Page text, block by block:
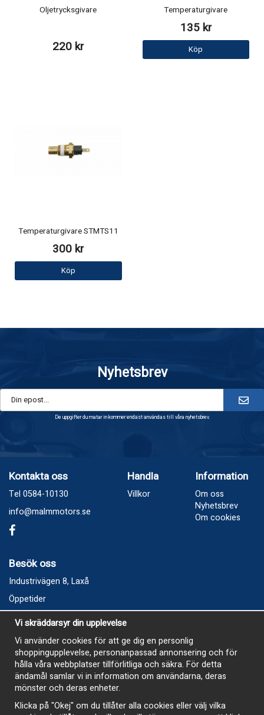
Oljetrycksgivare
220 kr
Temperaturgivare
135 kr
Köp
Temperaturgivare STMTS11
300 kr
Köp
Nyhetsbrev
De uppgifter du matar in kommer endast användas till våra nyhetsbrev.
Kontakta oss
Tel 0584-10130
info@malmmotors.se
Handla
Villkor
Information
Om oss
Nyhetsbrev
Om cookies
Besök oss
Industrivägen 8, Laxå
Öppetider
Vecka 32
Måndag kl 9-12, kl 13 - 15
Onsdag kl 9-12, kl 13 - 15
Tisdag, Tordag och Fredag stängt
E-Handelsbutiken är öppen och paket skickas hela
sommaren
Vi skräddarsyr din upplevelse
Vi använder cookies för att ge dig en personlig
shoppingupplevelse, personanpassad annonsering och för
hålla våra webbplatser tillförlitliga och säkra. För detta
ändamål samlar vi in information om användarna, deras
mönster och deras enheter.
Klicka på "Okej" om du tillåter alla cookies eller välj vilka